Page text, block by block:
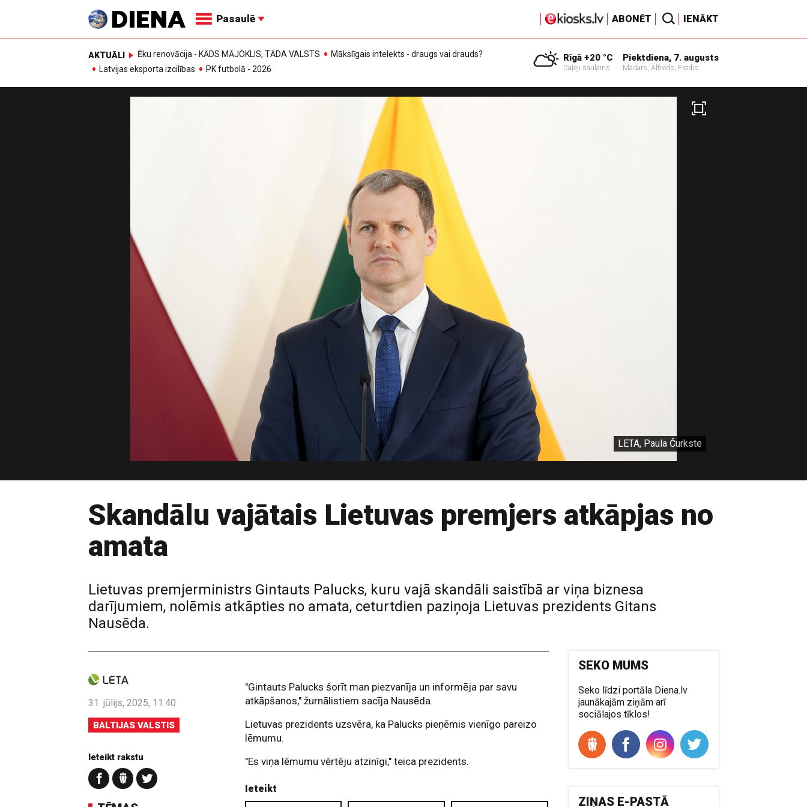
Pasaulē ABONĒT IENĀKT
AKTUĀLI Ēku renovācija - KĀDS MĀJOKLIS, TĀDA VALSTS
Mākslīgais intelekts - draugs vai drauds?
Latvijas eksporta izcilības
PK futbolā - 2026
Rīgā +20 °C
Daļēji saulains
Piektdiena, 7. augusts
Madars, Alfrēds, Fredis
LETA, Paula Čurkste
Skandālu vajātais Lietuvas premjers atkāpjas no
amata
Lietuvas premjerministrs Gintauts Palucks, kuru vajā skandāli saistībā ar viņa biznesa
darījumiem, nolēmis atkāpties no amata, ceturtdien paziņoja Lietuvas prezidents Gitans
Nausēda.
31. jūlijs, 2025, 11:40
BALTIJAS VALSTIS
Ieteikt rakstu
"Gintauts Palucks šorīt man piezvanīja un informēja par savu
atkāpšanos," žurnālistiem sacīja Nausēda.
Lietuvas prezidents uzsvēra, ka Palucks pieņēmis vienīgo pareizo
lēmumu.
"Es viņa lēmumu vērtēju atzinīgi," teica prezidents.
Ieteikt
SEKO MUMS
Seko līdzi portāla Diena.lv
jaunākajām ziņām arī
sociālajos tīklos!
ZIŅAS E-PASTĀ